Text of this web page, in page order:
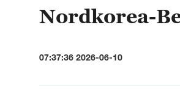
Nordkorea-
07:37:36 2026-06-10